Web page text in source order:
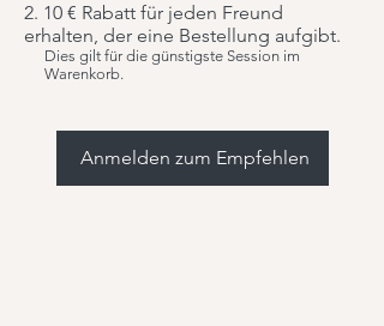
10 € Rabatt für jeden Freund
erhalten, der eine Bestellung aufgibt.
Dies gilt für die günstigste Session im
Warenkorb.
Anmelden zum Empfehlen